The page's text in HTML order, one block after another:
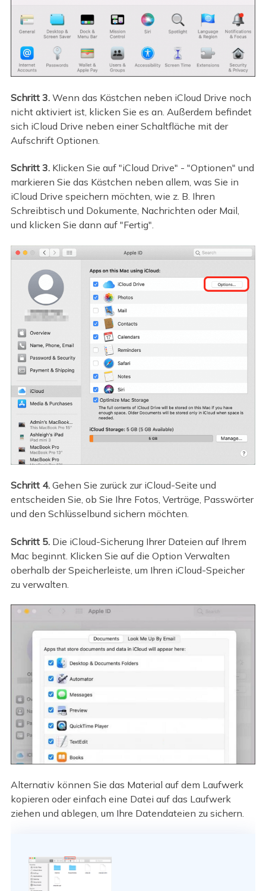
Schritt 3. Wenn das Kästchen neben iCloud Drive noch
nicht aktiviert ist, klicken Sie es an. Außerdem befindet
sich iCloud Drive neben einer Schaltfläche mit der
Aufschrift Optionen.
Schritt 3. Klicken Sie auf "iCloud Drive" - "Optionen" und
markieren Sie das Kästchen neben allem, was Sie in
iCloud Drive speichern möchten, wie z. B. Ihren
Schreibtisch und Dokumente, Nachrichten oder Mail,
und klicken Sie dann auf "Fertig".
Schritt 4. Gehen Sie zurück zur iCloud-Seite und
entscheiden Sie, ob Sie Ihre Fotos, Verträge, Passwörter
und den Schlüsselbund sichern möchten.
Schritt 5. Die iCloud-Sicherung Ihrer Dateien auf Ihrem
Mac beginnt. Klicken Sie auf die Option Verwalten
oberhalb der Speicherleiste, um Ihren iCloud-Speicher
zu verwalten.
Alternativ können Sie das Material auf dem Laufwerk
kopieren oder einfach eine Datei auf das Laufwerk
ziehen und ablegen, um Ihre Datendateien zu sichern.